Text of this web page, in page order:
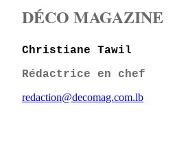
DÉCO MAGAZINE
Christiane Tawil
Rédactrice en chef
redaction@decomag.com.lb